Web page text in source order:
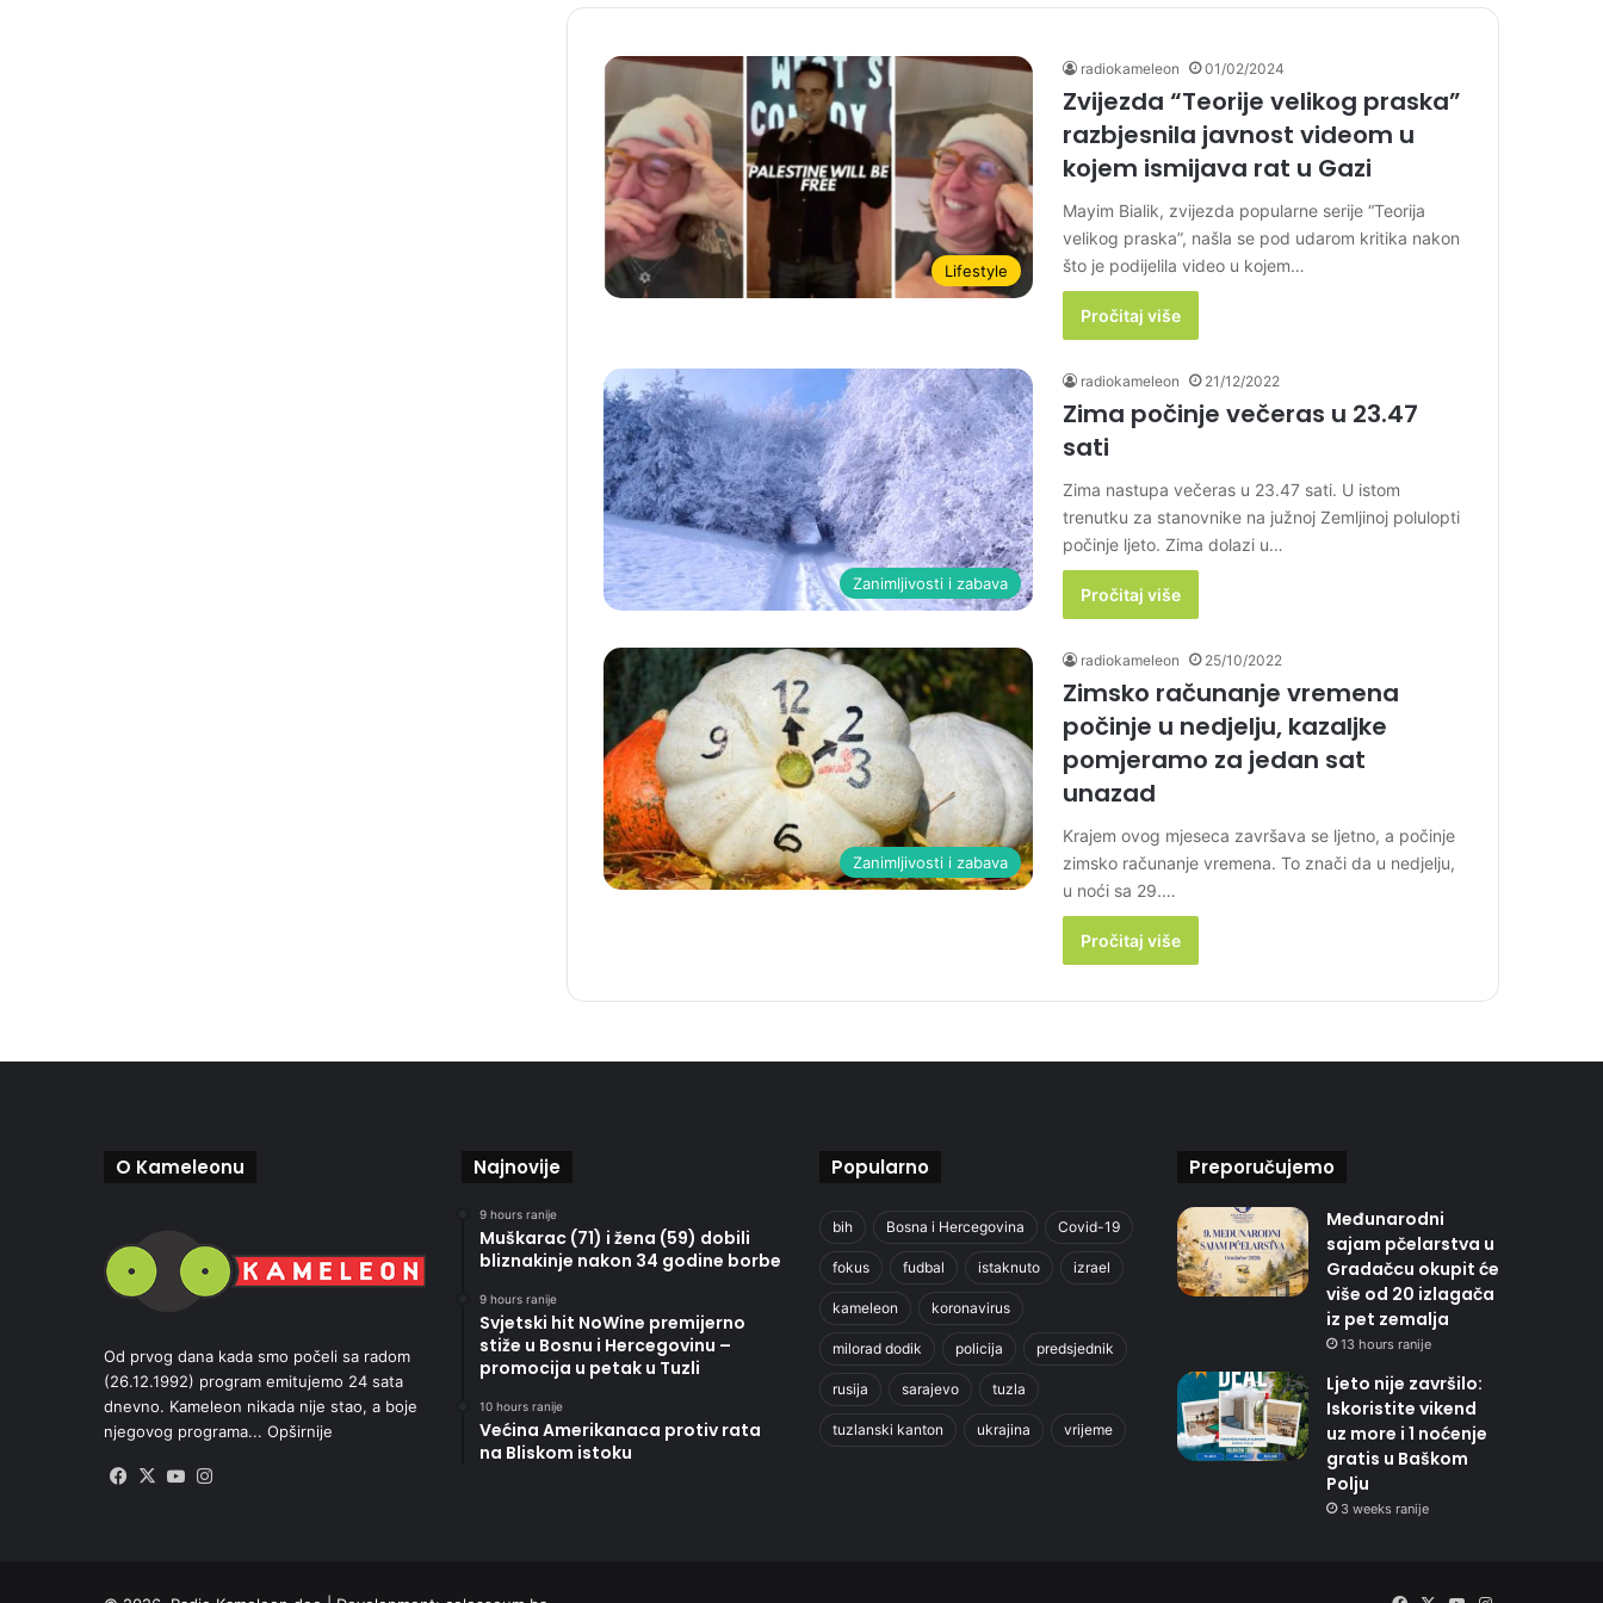
Lifestyle
radiokameleon 01/02/2024
Zvijezda “Teorije velikog praska”
razbjesnila javnost videom u
kojem ismijava rat u Gazi
Mayim Bialik, zvijezda popularne serije “Teorija
velikog praska”, našla se pod udarom kritika nakon
što je podijelila video u kojem…
Pročitaj više
Zanimljivosti i zabava
radiokameleon 21/12/2022
Zima počinje večeras u 23.47
sati
Zima nastupa večeras u 23.47 sati. U istom
trenutku za stanovnike na južnoj Zemljinoj polulopti
počinje ljeto. Zima dolazi u…
Pročitaj više
Zanimljivosti i zabava
radiokameleon 25/10/2022
Zimsko računanje vremena
počinje u nedjelju, kazaljke
pomjeramo za jedan sat
unazad
Krajem ovog mjeseca završava se ljetno, a počinje
zimsko računanje vremena. To znači da u nedjelju,
u noći sa 29.…
Pročitaj više
O Kameleonu
Od prvog dana kada smo počeli sa radom
(26.12.1992) program emitujemo 24 sata
dnevno. Kameleon nikada nije stao, a boje
njegovog programa... Opširnije
Facebook
X YouTube
Najnovije
9 hours ranije
Muškarac (71) i žena (59) dobili
bliznakinje nakon 34 godine borbe
9 hours ranije
Svjetski hit NoWine premijerno
stiže u Bosnu i Hercegovinu –
promocija u petak u Tuzli
10 hours ranije
Većina Amerikanaca protiv rata
na Bliskom istoku
Popularno
bih Bosna i Hercegovina Covid-19
fokus fudbal istaknuto izrael
kameleon koronavirus
milorad dodik policija predsjednik
rusija sarajevo tuzla
tuzlanski kanton ukrajina vrijeme
Preporučujemo
Međunarodni
sajam pčelarstva u
Gradačcu okupit će
više od 20 izlagača
iz pet zemalja
13 hours ranije
Ljeto nije završilo:
Iskoristite vikend
uz more i 1 noćenje
gratis u Baškom
Polju
3 weeks ranije